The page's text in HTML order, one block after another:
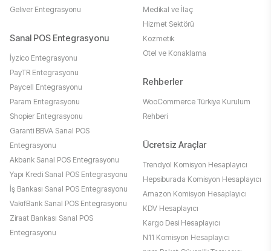
Geliver Entegrasyonu
Sanal POS Entegrasyonu
İyzico Entegrasyonu
PayTR Entegrasyonu
Paycell Entegrasyonu
Param Entegrasyonu
Shopier Entegrasyonu
Garanti BBVA Sanal POS
Entegrasyonu
Akbank Sanal POS Entegrasyonu
Yapı Kredi Sanal POS Entegrasyonu
İş Bankası Sanal POS Entegrasyonu
VakıfBank Sanal POS Entegrasyonu
Ziraat Bankası Sanal POS
Entegrasyonu
Medikal ve İlaç
Hizmet Sektörü
Kozmetik
Otel ve Konaklama
Rehberler
WooCommerce Türkiye Kurulum
Rehberi
Ücretsiz Araçlar
Trendyol Komisyon Hesaplayıcı
Hepsiburada Komisyon Hesaplayıcı
Amazon Komisyon Hesaplayıcı
KDV Hesaplayıcı
Kargo Desi Hesaplayıcı
N11 Komisyon Hesaplayıcı